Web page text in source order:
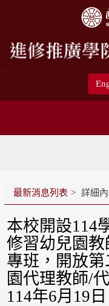
最新消息列表 詳細
本校開設114
修習幼兒園
專班，開放
園代理教師/
114年6月19日